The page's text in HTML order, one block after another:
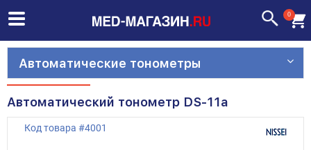
0
Автоматические тонометры
Автоматический тонометр DS-11а
Код товара #4001